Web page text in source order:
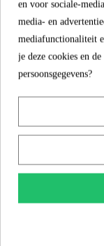
Badkraan,
chroom
€ 76,99
MEER
en voor sociale-
media- en
mediafunctionaliteit
je deze cookies en
persoonsgegevens?